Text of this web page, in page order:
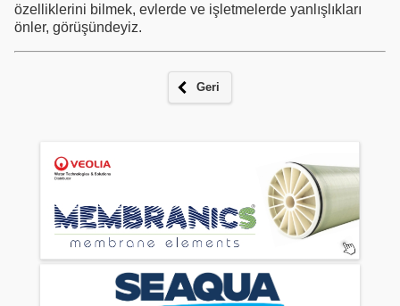
özelliklerini bilmek, evlerde ve işletmelerde yanlışlıkları
önler, görüşündeyiz.
Geri